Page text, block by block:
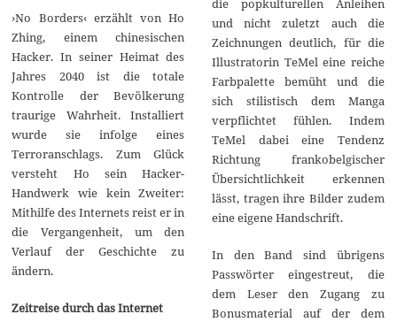
›No Borders‹ erzählt von Ho
Zhing, einem chinesischen
Hacker. In seiner Heimat des
Jahres 2040 ist die totale
Kontrolle der Bevölkerung
traurige Wahrheit. Installiert
wurde sie infolge eines
Terroranschlags. Zum Glück
versteht Ho sein Hacker-
Handwerk wie kein Zweiter:
Mithilfe des Internets reist er in
die Vergangenheit, um den
Verlauf der Geschichte zu
ändern.
Zeitreise durch das Internet
und nicht zuletzt auch die
Zeichnungen deutlich, für die
Illustratorin TeMel eine reiche
Farbpalette bemüht und die
sich stilistisch dem Manga
verpflichtet fühlen. Indem
TeMel dabei eine Tendenz
Richtung frankobelgischer
Übersichtlichkeit erkennen
lässt, tragen ihre Bilder zudem
eine eigene Handschrift.
In den Band sind übrigens
Passwörter eingestreut, die
dem Leser den Zugang zu
Bonusmaterial auf der dem